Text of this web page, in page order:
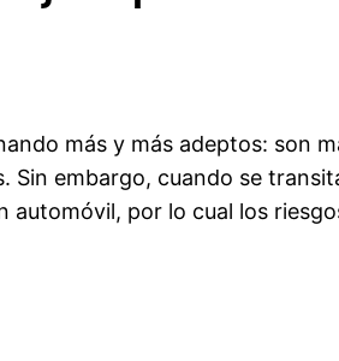
más y más adeptos: son
Sin embargo, cuando se
por lo cual los